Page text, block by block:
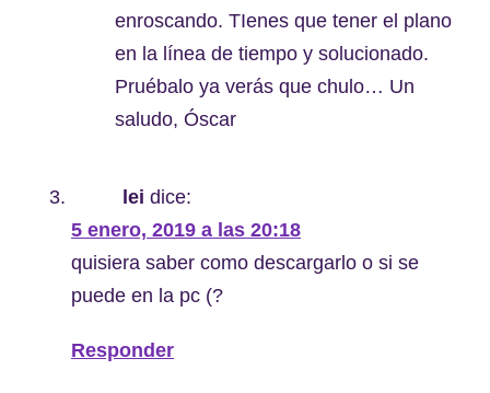
enroscando. TIenes que tener el plano
en la línea de tiempo y solucionado.
Pruébalo ya verás que chulo… Un
saludo, Óscar
lei dice:
5 enero, 2019 a las 20:18
quisiera saber como descargarlo o si se
puede en la pc (?
Responder